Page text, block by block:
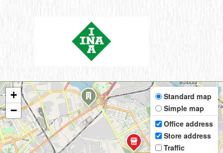
+
−
Standard map
Simple map
Office address
Store address
Traffic